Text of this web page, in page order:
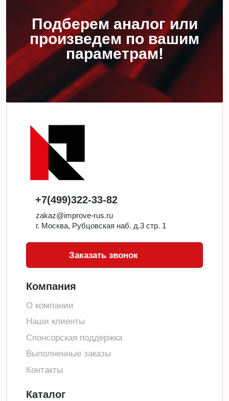
Подберем аналог или
произведем по вашим
параметрам!
+7(499)322-33-82
zakaz@improve-rus.ru
г. Москва, Рубцовская наб. д.3 стр. 1
Заказать звонок
Компания
О компании
Наши клиенты
Спонсорская поддержка
Выполненные заказы
Контакты
Каталог